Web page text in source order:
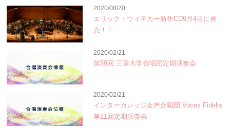
2020/08/20
エリック・ウィテカー新作CD9月4日に発
売！！
2020/02/21
第59回 三重大学合唱団定期演奏会
2020/02/21
インターカレッジ女声合唱団 Voces Fidelis
第11回定期演奏会